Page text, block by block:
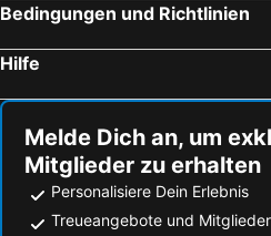
Bedingungen und Richtlinien
Hilfe
Melde Dich an, um
Mitglieder zu erhalten
Personalisiere Dein Erlebnis
Treueangebote und